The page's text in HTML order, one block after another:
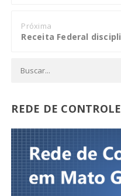
Próxima
REDE DE CONTROLE